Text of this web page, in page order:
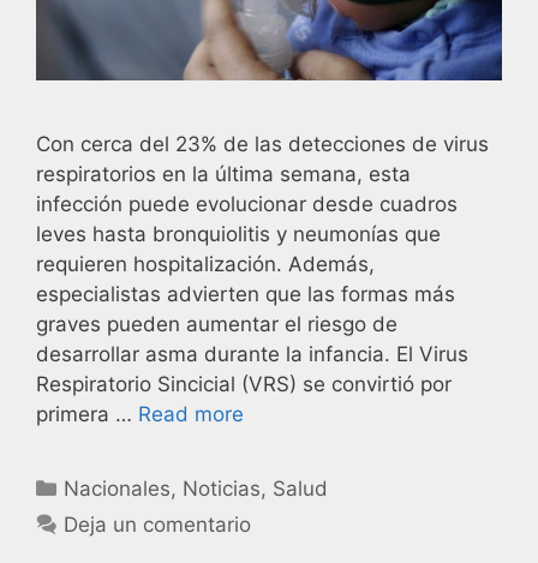
Con cerca del 23% de las detecciones de virus
respiratorios en la última semana, esta
infección puede evolucionar desde cuadros
leves hasta bronquiolitis y neumonías que
requieren hospitalización. Además,
especialistas advierten que las formas más
graves pueden aumentar el riesgo de
desarrollar asma durante la infancia. El Virus
Respiratorio Sincicial (VRS) se convirtió por
primera … Read more
Nacionales, Noticias, Salud
Deja un comentario